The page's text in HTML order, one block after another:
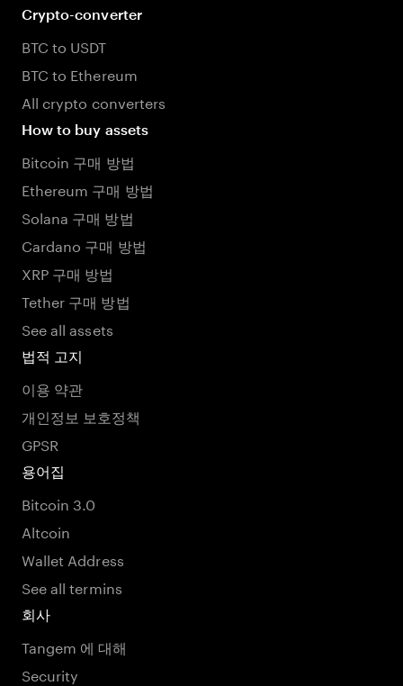
Crypto-converter
BTC to USDT
BTC to Ethereum
All crypto converters
How to buy assets
Bitcoin 구매 방법
Ethereum 구매 방법
Solana 구매 방법
Cardano 구매 방법
XRP 구매 방법
Tether 구매 방법
See all assets
법적 고지
이용 약관
개인정보 보호정책
GPSR
용어집
Bitcoin 3.0
Altcoin
Wallet Address
See all termins
회사
Tangem 에 대해
Security